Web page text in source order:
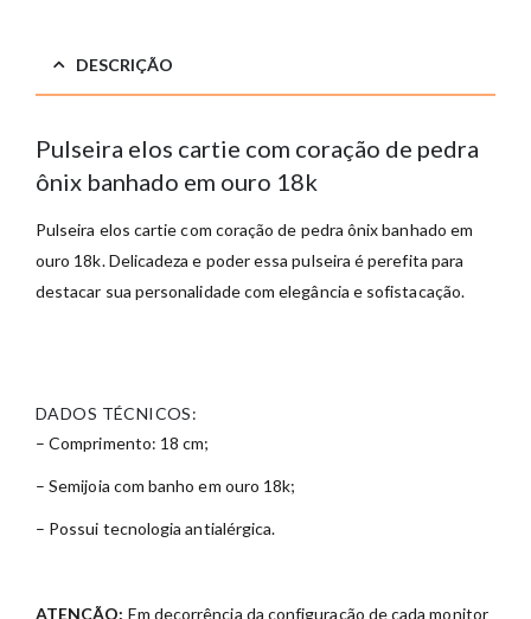
DESCRIÇÃO
Pulseira elos cartie com coração de pedra
ônix banhado em ouro 18k
Pulseira elos cartie com coração de pedra ônix banhado em
ouro 18k. Delicadeza e poder essa pulseira é perefita para
destacar sua personalidade com elegância e sofistacação.
DADOS TÉCNICOS:
– Comprimento: 18 cm;
– Semijoia com banho em ouro 18k;
– Possui tecnologia antialérgica.
ATENÇÃO: Em decorrência da configuração de cada monitor